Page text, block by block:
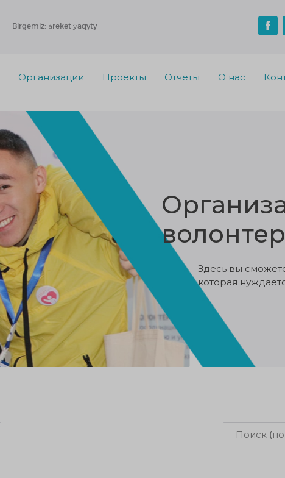
Birgemiz: áreket ýaqyty
Организации Проекты Отчеты О нас
Здесь вы
которая